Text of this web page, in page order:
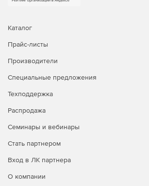
Каталог
Прайс-листы
Производители
Специальные предложения
Техподдержка
Распродажа
Семинары и вебинары
Стать партнером
Вход в ЛК партнера
О компании